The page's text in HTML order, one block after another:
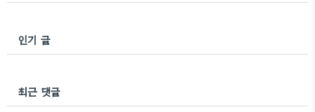
인기 글
최근 댓글